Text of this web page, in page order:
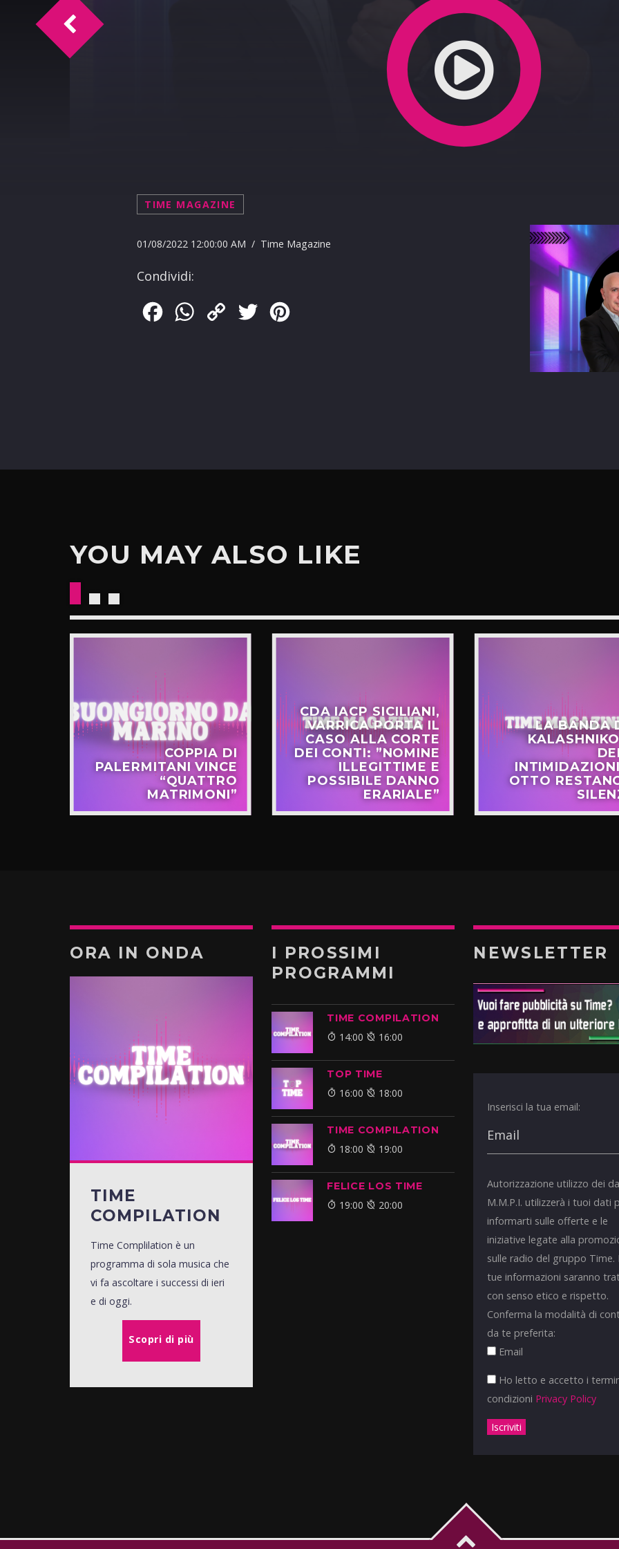
TIME MAGAZINE
01/08/2022 12:00:00 AM / Time Magazine
Condividi:
FacebookWhatsApp
Copy
Twitter
TM intervista Ottavio Zacco
YOU MAY ALSO LIKE
COPPIA DI
PALERMITANI VINCE
“QUATTRO
MATRIMONI”
CDA IACP SICILIANI,
VARRICA PORTA IL
CASO ALLA CORTE
DEI CONTI: ”NOMINE
ILLEGITTIME E
POSSIBILE DANNO
ERARIALE”
LA BANDA
OTTO
ORA IN ONDA
TIME
COMPILATION
Time Complilation è un
programma di sola musica che
vi fa ascoltare i successi di ieri
e di oggi.
Scopri di più
I PROSSIMI
PROGRAMMI
TIME COMPILATION
14:00 16:00
TOP TIME
16:00 18:00
TIME COMPILATION
18:00 19:00
FELICE LOS TIME
19:00 20:00
NEWSLETTER
Inserisci la tua email:
Autorizzazione utilizzo dei
M.M.P.I. utilizzerà i tuoi dati
informarti sulle offerte e le
iniziative legate alla
sulle radio del gruppo Time.
tue informazioni saranno
con senso etico e rispetto.
Conferma la modalità di
da te preferita:
Email
Ho letto e accetto i
condizioni Privacy Policy